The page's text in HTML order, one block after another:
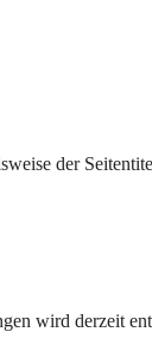
der
wird derzeit